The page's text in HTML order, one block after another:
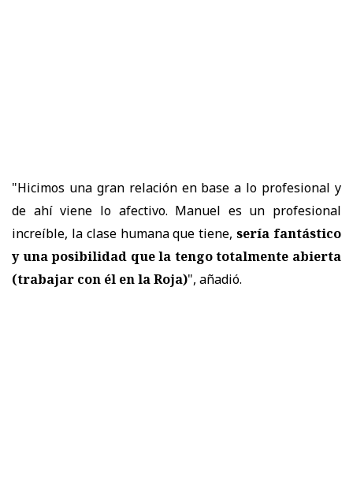
"Hicimos una gran relación en base a lo profesional y
de ahí viene lo afectivo. Manuel es un profesional
increíble, la clase humana que tiene,sería fantástico
y una posibilidad que la tengo totalmente abierta
(trabajar con él en la Roja)", añadió.